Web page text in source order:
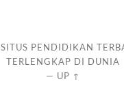
SITUS PENDIDIKAN
TERLENGKAP DI DUNIA
— UP ↑